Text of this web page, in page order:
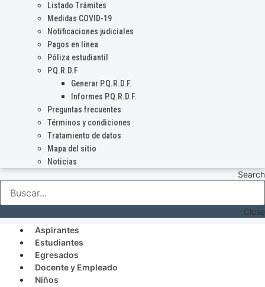
Listado Trámites
Medidas COVID-19
Notificaciones judiciales
Pagos en línea
Póliza estudiantil
P.Q.R.D.F
Generar P.Q.R.D.F.
Informes P.Q.R.D.F.
Preguntas frecuentes
Términos y condiciones
Tratamiento de datos
Mapa del sitio
Noticias
Search
Close
Aspirantes
Estudiantes
Egresados
Docente y Empleado
Niños